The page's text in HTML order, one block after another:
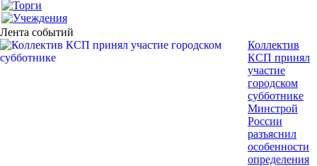
Лента событий
Коллектив
КСП принял
участие
городском
субботнике
Минстрой
России
разъяснил
особенности
определения